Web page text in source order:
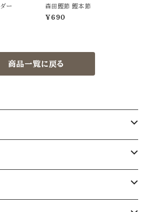
ー 森田鰹節 鰹本節
¥690
商品一覧に戻る